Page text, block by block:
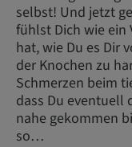
selbst! Und jetzt
fühlst Dich wie ein
hat, wie Du es Dir
der Knochen zu
Schmerzen beim
dass Du eventuell
nahe gekommen
so…